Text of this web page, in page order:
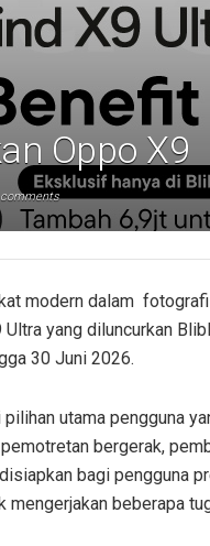
Oppo X9
modern dalam
Ultra yang diluncurkan
30 Juni 2026.
utama pengguna
bergerak,
bagi pengguna
mengerjakan beberapa